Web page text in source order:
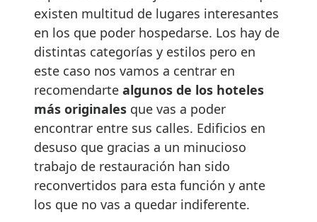
existen multitud de lugares interesantes
en los que poder hospedarse. Los hay de
distintas categorías y estilos pero en
este caso nos vamos a centrar en
recomendarte algunos de los hoteles
más originales que vas a poder
encontrar entre sus calles. Edificios en
desuso que gracias a un minucioso
trabajo de restauración han sido
reconvertidos para esta función y ante
los que no vas a quedar indiferente.